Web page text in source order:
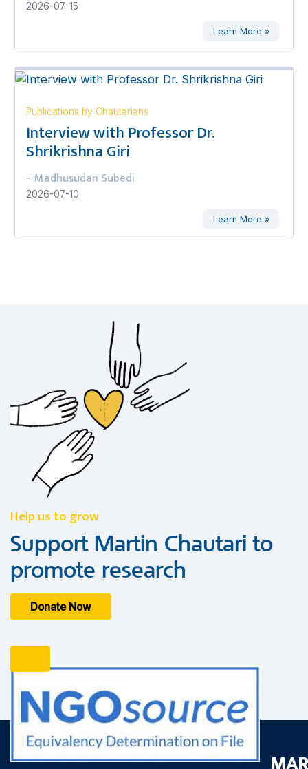
2026-07-15
Learn More »
Publications by Chautarians
Interview with Professor Dr.
Shrikrishna Giri
- Madhusudan Subedi
2026-07-10
Learn More »
Help us to grow
Support Martin Chautari to
promote research
Donate Now